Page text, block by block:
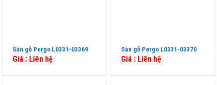
Sàn gỗ Pergo L0331-03369
Giá : Liên hệ
Sàn gỗ Pergo L0331-03370
Giá : Liên hệ